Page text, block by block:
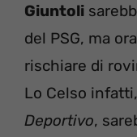
Giuntoli
del PSG, ma
rischiare di
Lo Celso
Deportivo,